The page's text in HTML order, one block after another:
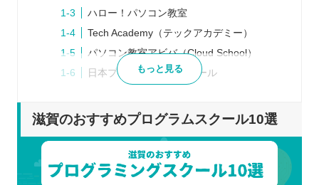
ハロー！パソコン教室
Tech Academy（テックアカデミー）
パソコン教室アビバ（Cloud School）
日本プログラミングスクール
TECH CAMP（テックキャンプ）
SAMURAI ENGINEER（侍エンジニア）
プログラムスクールを選ぶポイント
もっと見る
滋賀のおすすめプログラムスクール10選